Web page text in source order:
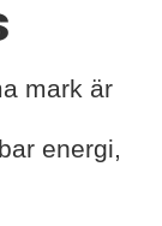
mark är
energi,